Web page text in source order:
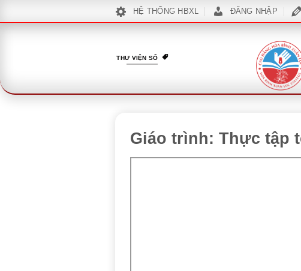
qua
HỆ THỐNG HBXL ĐĂNG NHẬP
THƯ VIỆN SỐ
Giáo trình: Thực tập